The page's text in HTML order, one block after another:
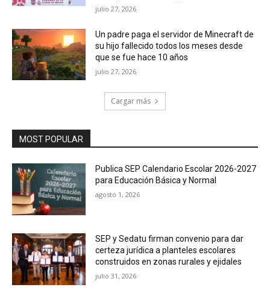
julio 27, 2026
Un padre paga el servidor de Minecraft de
su hijo fallecido todos los meses desde
que se fue hace 10 años
julio 27, 2026
Cargar más
MOST POPULAR
Publica SEP Calendario Escolar 2026-2027
para Educación Básica y Normal
agosto 1, 2026
SEP y Sedatu firman convenio para dar
certeza jurídica a planteles escolares
construidos en zonas rurales y ejidales
julio 31, 2026